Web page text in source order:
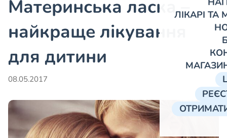
ЛІКАРІ
Материнська ласка –
найкраще лікування
для дитини
08.05.2017